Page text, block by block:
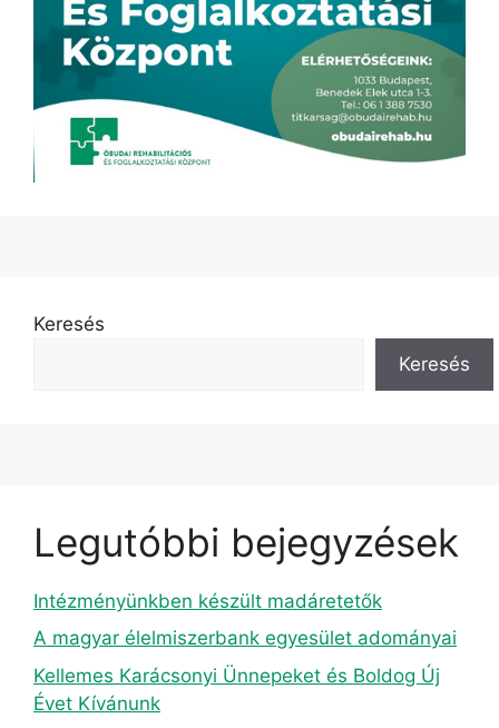
Keresés
Keresés
Legutóbbi bejegyzések
Intézményünkben készült madáretetők
A magyar élelmiszerbank egyesület adományai
Kellemes Karácsonyi Ünnepeket és Boldog Új
Évet Kívánunk